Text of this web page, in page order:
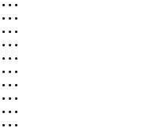
• • •
• • •
• • •
• • •
• • •
• • •
• • •
• • •
• • •